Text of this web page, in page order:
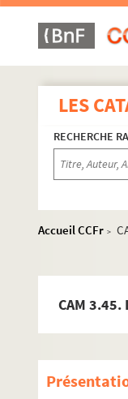
LES
RECHERCHE
Accueil CCFr >
CAM